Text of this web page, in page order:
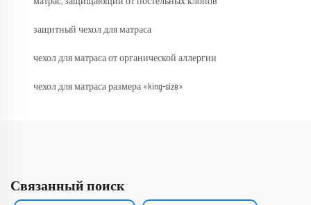
защитный чехол для матраса
чехол для матраса от органической аллергии
чехол для матраса размера «king-size»
Связанный поиск